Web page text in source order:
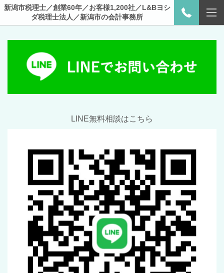
新潟市税理士／創業60年／お客様1,200社／L&Bヨシ
ダ税理士法人／新潟市の会計事務所
LINE無料相談はこちら